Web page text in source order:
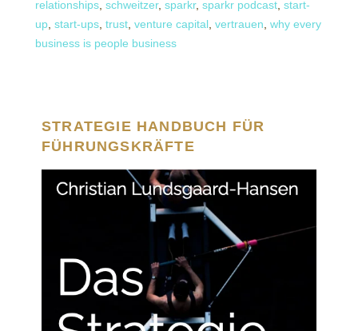
relationships schweitzer, sparkr, sparkr podcast start-
up start-ups trust venture capital vertrauen why every
business is people business
STRATEGIE HANDBUCH FÜR
FÜHRUNGSKRÄFTE